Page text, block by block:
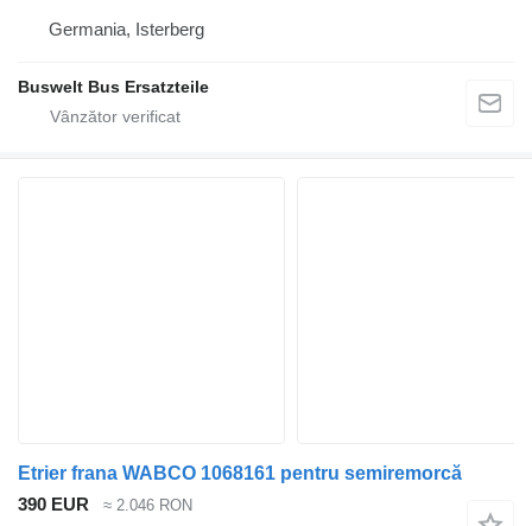
Germania, Isterberg
Buswelt Bus Ersatzteile
Etrier frana WABCO 1068161 pentru semiremorcă
390 EUR
≈ 2.046 RON